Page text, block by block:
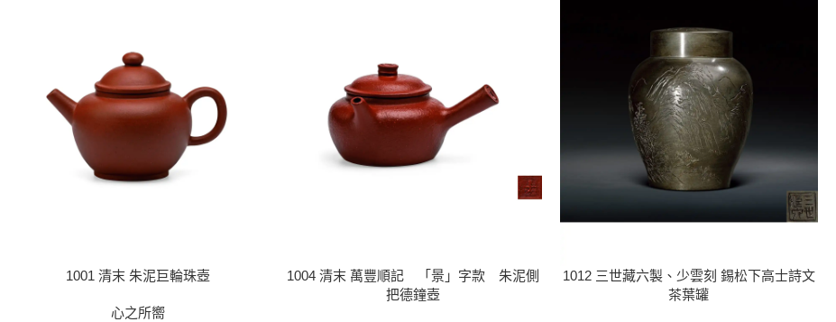
1001 清末 朱泥巨輪珠壺
心之所嚮
1004 清末 萬豐順記 「景」字款 朱泥側
把德鐘壺
1012 三世藏六製、少雲刻 錫松下高士詩文
茶葉罐